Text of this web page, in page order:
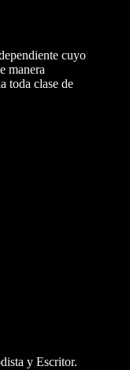
cuyo
manera
toda clase de
y Escritor.